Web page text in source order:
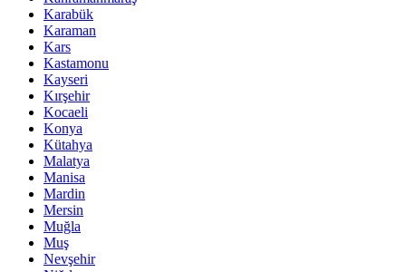
Karabük
Karaman
Kars
Kastamonu
Kayseri
Kırşehir
Kocaeli
Konya
Kütahya
Malatya
Manisa
Mardin
Mersin
Muğla
Muş
Nevşehir